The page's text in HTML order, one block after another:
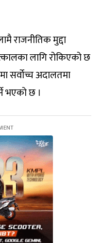
राजनीतिक मुद्दा
लागि रोकिएको छ
सर्वोच्च अदालतमा
भएको छ ।